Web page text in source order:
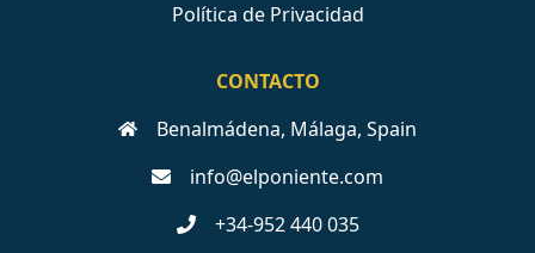
Política de Privacidad
CONTACTO
Benalmádena, Málaga, Spain
info@elponiente.com
+34-952 440 035